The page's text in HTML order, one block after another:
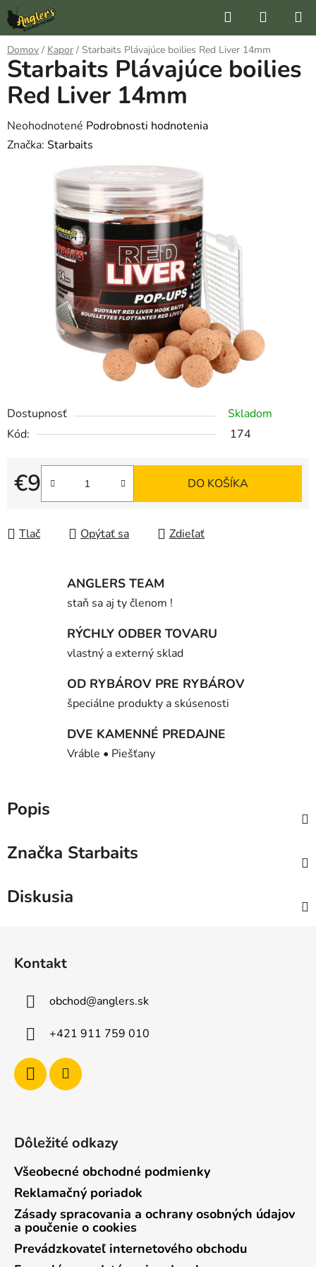
Prejsť
na
obsah
Hľadať
KOŠÍK
Domov / Kapor / Starbaits Plávajúce boilies Red Liver 14mm
Dostupnosť
Skladom
Kód:
174
€9
Jednotková cena:
DO KOŠÍKA
Tlač Opýtať sa Zdieľať
Starbaits Plávajúce boilies
Red Liver 14mm
Priemerné
hodnotenie
hviezdičiek.
Neohodnotené Podrobnosti hodnotenia
Značka: Starbaits
ANGLERS TEAM
staň sa aj ty členom !
RÝCHLY ODBER TOVARU
vlastný a externý sklad
OD RYBÁROV PRE RYBÁROV
špeciálne produkty a skúsenosti
DVE KAMENNÉ PREDAJNE
Vráble • Piešťany
Popis
Značka Starbaits
Diskusia
Kontakt
obchod@anglers.sk
+421 911 759 010
Dôležité odkazy
Všeobecné obchodné podmienky
Reklamačný poriadok
Zásady spracovania a ochrany osobných údajov
a poučenie o cookies
Prevádzkovateľ internetového obchodu